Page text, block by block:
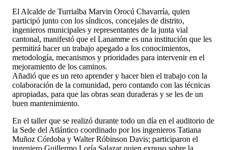
El Alcalde de Turrialba Marvin Orocú Chavarría, quien
participó junto con los síndicos, concejales de distrito,
ingenieros municipales y representantes de la junta vial
cantonal, manifestó que el Lanamme es una institución que les
permitirá hacer un trabajo apegado a los conocimientos,
metodología, mecanismos y prioridades para intervenir en el
mejoramiento de los caminos.
Añadió que es un reto aprender y hacer bien el trabajo con la
colaboración de la comunidad, pero contando con las técnicas
apropiadas, para que las obras sean duraderas y se les de un
buen mantenimiento.
En el taller que se realizó durante todo un día en el auditorio de
la Sede del Atlántico coordinado por los ingenieros Tatiana
Muñoz Córdoba y Walter Róbinson Davis; participaron el
ingeniero Guillermo Loría Salazar quien expuso sobre la